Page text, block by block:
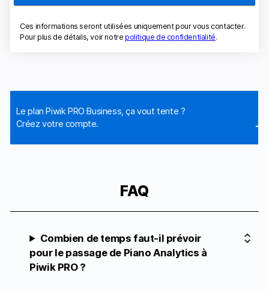
Ces informations seront utilisées uniquement pour vous contacter.
Pour plus de détails, voir notrepolitique de confidentialité.
Le plan Piwik PRO Business, ça vout tente ?
Créez votre compte.
FAQ
Combien de temps faut-il prévoir
pour le passage de Piano Analytics à
Piwik PRO ?